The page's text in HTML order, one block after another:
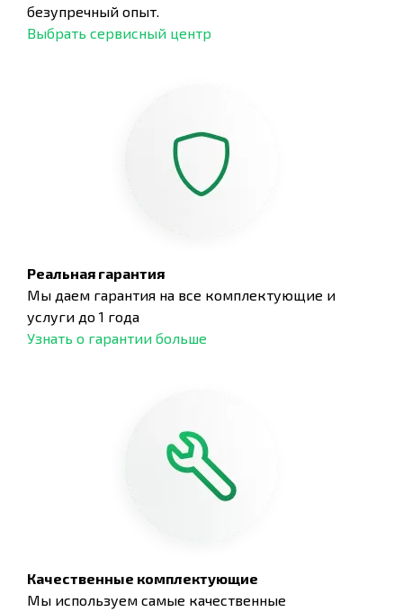
безупречный опыт.
Выбрать сервисный центр
Реальная гарантия
Мы даем гарантия на все комплектующие и
услуги до 1 года
Узнать о гарантии больше
Качественные комплектующие
Мы используем самые качественные